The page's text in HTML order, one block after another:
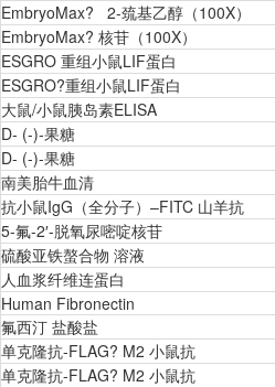
EmbryoMax? 2-巯基乙醇（100X）
EmbryoMax? 核苷（100X）
ESGRO 重组小鼠LIF蛋白
ESGRO?重组小鼠LIF蛋白
大鼠/小鼠胰岛素ELISA
D- (-)-果糖
D- (-)-果糖
南美胎牛血清
抗小鼠IgG（全分子）–FITC 山羊抗
5-氟-2′-脱氧尿嘧啶核苷
硫酸亚铁螯合物 溶液
人血浆纤维连蛋白
Human Fibronectin
氟西汀 盐酸盐
单克隆抗-FLAG? M2 小鼠抗
单克隆抗-FLAG? M2 小鼠抗